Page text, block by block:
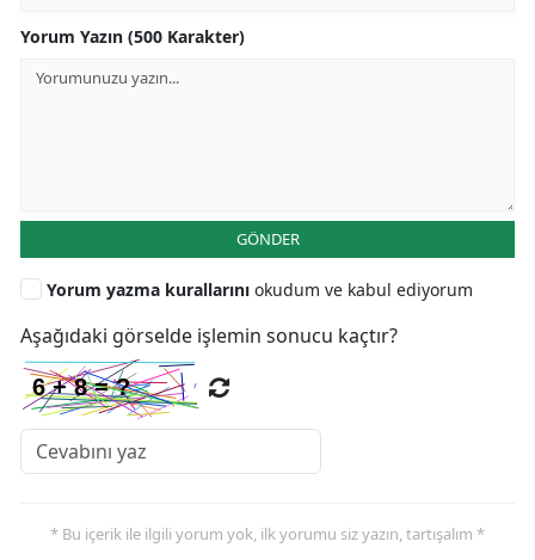
Yorum Yazın (500 Karakter)
GÖNDER
Yorum yazma kurallarını okudum ve kabul ediyorum
Aşağıdaki görselde işlemin sonucu kaçtır?
* Bu içerik ile ilgili yorum yok, ilk yorumu siz yazın, tartışalım *